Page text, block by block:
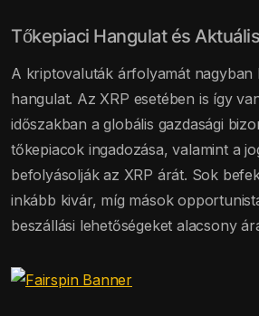
Tőkepiaci Hangulat és
A kriptovaluták árfolyamát nagyban
hangulat. Az XRP esetében is így
időszakban a globális gazdasági
tőkepiacok ingadozása, valamint a
befolyásolják az XRP árát. Sok
inkább kivár, míg mások
beszállási lehetőségeket alacsony